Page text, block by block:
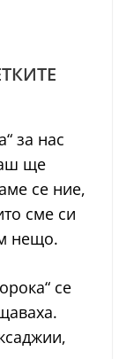
за нас
ще
се ние,
сме си
нещо.
се